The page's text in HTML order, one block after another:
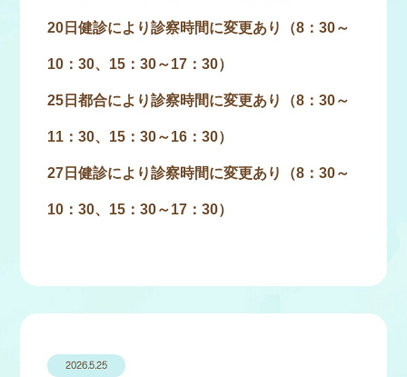
20日健診により診察時間に変更あり（8：30～
10：30、15：30～17：30）
25日都合により診察時間に変更あり（8：30～
11：30、15：30～16：30）
27日健診により診察時間に変更あり（8：30～
10：30、15：30～17：30）
2026.5.25